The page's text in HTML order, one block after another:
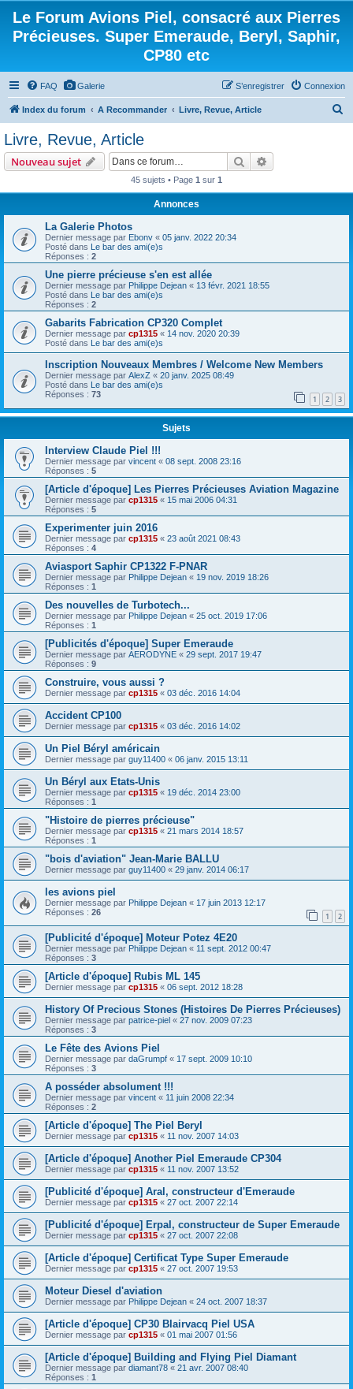
Le Forum Avions Piel, consacré aux Pierres
Précieuses. Super Emeraude, Beryl, Saphir,
CP80 etc
FAQ Galerie Connexion
S’enregistrer
Index du forum A Recommander Livre, Revue, Article
Livre, Revue, Article
Nouveau sujet Rechercher
45 sujets • Page 1 sur 1
Annonces
La Galerie Photos
Dernier message par Ebonv « 05 janv. 2022 20:34
Posté dans Le bar des ami(e)s
Réponses : 2
Une pierre précieuse s'en est allée
Dernier message par Philippe Dejean « 13 févr. 2021 18:55
Posté dans Le bar des ami(e)s
Réponses : 2
Gabarits Fabrication CP320 Complet
Dernier message par cp1315 « 14 nov. 2020 20:39
Posté dans Le bar des ami(e)s
Inscription Nouveaux Membres / Welcome New Members
Dernier message par AlexZ « 20 janv. 2025 08:49
Posté dans Le bar des ami(e)s
Réponses : 73 1 2 3
Sujets
Interview Claude Piel !!!
Dernier message par vincent « 08 sept. 2008 23:16
Réponses : 5
[Article d'époque] Les Pierres Précieuses Aviation Magazine
Dernier message par cp1315 « 15 mai 2006 04:31
Réponses : 5
Experimenter juin 2016
Dernier message par cp1315 « 23 août 2021 08:43
Réponses : 4
Aviasport Saphir CP1322 F-PNAR
Dernier message par Philippe Dejean « 19 nov. 2019 18:26
Réponses : 1
Des nouvelles de Turbotech...
Dernier message par Philippe Dejean « 25 oct. 2019 17:06
Réponses : 1
[Publicités d'époque] Super Emeraude
Dernier message par AERODYNE « 29 sept. 2017 19:47
Réponses : 9
Construire, vous aussi ?
Dernier message par cp1315 « 03 déc. 2016 14:04
Accident CP100
Dernier message par cp1315 « 03 déc. 2016 14:02
Un Piel Béryl américain
Dernier message par guy11400 « 06 janv. 2015 13:11
Un Béryl aux Etats-Unis
Dernier message par cp1315 « 19 déc. 2014 23:00
Réponses : 1
"Histoire de pierres précieuse"
Dernier message par cp1315 « 21 mars 2014 18:57
Réponses : 1
"bois d'aviation" Jean-Marie BALLU
Dernier message par guy11400 « 29 janv. 2014 06:17
les avions piel
Dernier message par Philippe Dejean « 17 juin 2013 12:17
Réponses : 26 1 2
[Publicité d'époque] Moteur Potez 4E20
Dernier message par Philippe Dejean « 11 sept. 2012 00:47
Réponses : 3
[Article d'époque] Rubis ML 145
Dernier message par cp1315 « 06 sept. 2012 18:28
History Of Precious Stones (Histoires De Pierres Précieuses)
Dernier message par patrice-piel « 27 nov. 2009 07:23
Réponses : 3
Le Fête des Avions Piel
Dernier message par daGrumpf « 17 sept. 2009 10:10
Réponses : 3
A posséder absolument !!!
Dernier message par vincent « 11 juin 2008 22:34
Réponses : 2
[Article d'époque] The Piel Beryl
Dernier message par cp1315 « 11 nov. 2007 14:03
[Article d'époque] Another Piel Emeraude CP304
Dernier message par cp1315 « 11 nov. 2007 13:52
[Publicité d'époque] Aral, constructeur d'Emeraude
Dernier message par cp1315 « 27 oct. 2007 22:14
[Publicité d'époque] Erpal, constructeur de Super Emeraude
Dernier message par cp1315 « 27 oct. 2007 22:08
[Article d'époque] Certificat Type Super Emeraude
Dernier message par cp1315 « 27 oct. 2007 19:53
Moteur Diesel d'aviation
Dernier message par Philippe Dejean « 24 oct. 2007 18:37
[Article d'époque] CP30 Blairvacq Piel USA
Dernier message par cp1315 « 01 mai 2007 01:56
[Article d'époque] Building and Flying Piel Diamant
Dernier message par diamant78 « 21 avr. 2007 08:40
Réponses : 1